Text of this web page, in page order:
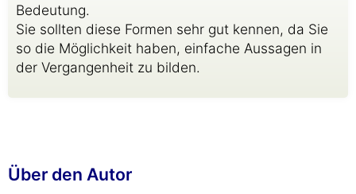
Bedeutung.
Sie sollten diese Formen sehr gut kennen, da Sie
so die Möglichkeit haben, einfache Aussagen in
der Vergangenheit zu bilden.
Über den Autor